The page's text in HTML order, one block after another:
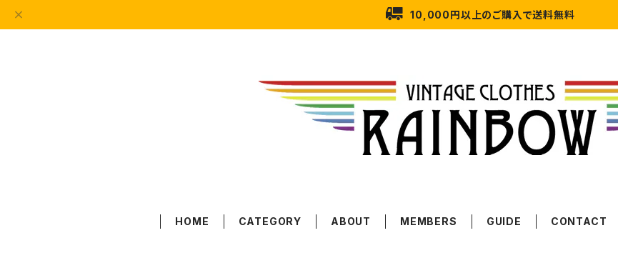
10,000円以上のご購入で送料無料
HOME CATEGORY ABOUT MEMBERS GUIDE CONTACT